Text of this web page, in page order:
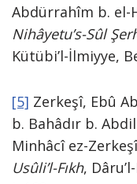
Abdürrahîm b. el-
Nihâyetu’s-Sûl
Kütübi’l-İlmiyye,
[5] Zerkeşî, Ebû
b. Bahâdır b.
Minhâcî ez-
Usûli’l-Fıkh,